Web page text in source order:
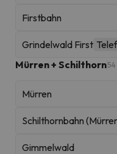
Firstbahn
Grindelwald First
Mürren + Schilthorn
Mürren
Schilthornbahn
Gimmelwald